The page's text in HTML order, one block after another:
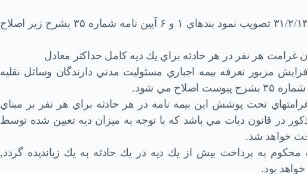
شوراي عالي بيمه در جلسه مورخ ۳۱/۲/۱۳۷۵ تصويب نمود بندهاي ۱ و ۶ آيين نامه شماره ۳۵ بشرح زير اصلاح
به افزايش مزبور تعرفه بيمه اجباري مسئوليت مدني دارندگان وسائل نقليه
تحت پوشش اين بيمه نامه در هر حادثه براي هر نفر بر مبناي
در قانون ديات مي باشد كه با توجه به ميزان ديه تعيين شده توسط
خواهد شد.
به پرداخت بيش از يك ديه در يك حادثه به يك زيانديده گردد,
بود.